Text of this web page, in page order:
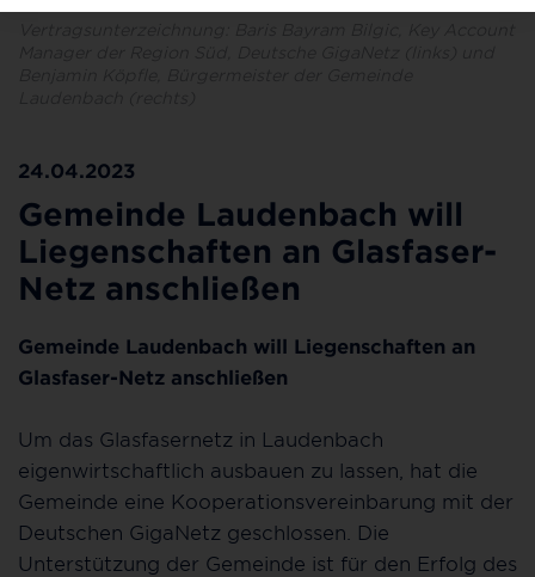
24.04.2023
Gemeinde Laudenbach will
Liegenschaften an Glasfaser-
Netz anschließen
Gemeinde Laudenbach will Liegenschaften an
Glasfaser-Netz anschließen
Um das Glasfasernetz in Laudenbach
eigenwirtschaftlich ausbauen zu lassen, hat die
Gemeinde eine Kooperationsvereinbarung mit der
Deutschen GigaNetz geschlossen. Die
Unterstützung der Gemeinde ist für den Erfolg des